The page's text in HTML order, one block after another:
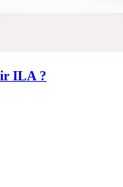
ILA ?